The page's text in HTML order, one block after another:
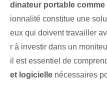
dinateur portable
ionnalité constitue une
eux qui doivent travailler
r à investir dans un
il est essentiel de
et logicielle nécessaires